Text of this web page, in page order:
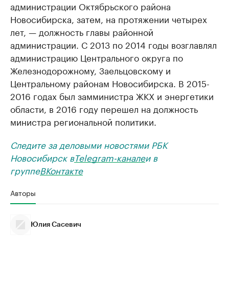
администрации Октябрьского района
Новосибирска, затем, на протяжении четырех
лет, — должность главы районной
администрации. С 2013 по 2014 годы возглавлял
администрацию Центрального округа по
Железнодорожному, Заельцовскому и
Центральному районам Новосибирска. В 2015-
2016 годах был замминистра ЖКХ и энергетики
области, в 2016 году перешел на должность
министра региональной политики.
Следите за деловыми новостями РБК
Новосибирск вTelegram-каналеи в
группеВКонтакте
Авторы
Юлия Сасевич